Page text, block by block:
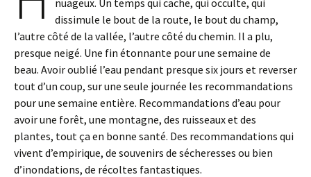
dissimule le bout de la route, le bout du champ,
l’autre côté de la vallée, l’autre côté du chemin. Il a plu,
presque neigé. Une fin étonnante pour une semaine de
beau. Avoir oublié l’eau pendant presque six jours et reverser
tout d’un coup, sur une seule journée les recommandations
pour une semaine entière. Recommandations d’eau pour
avoir une forêt, une montagne, des ruisseaux et des
plantes, tout ça en bonne santé. Des recommandations qui
vivent d’empirique, de souvenirs de sécheresses ou bien
d’inondations, de récoltes fantastiques.